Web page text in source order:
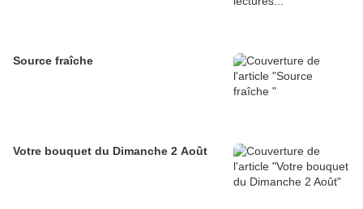
Source fraîche
Votre bouquet du Dimanche 2 Août